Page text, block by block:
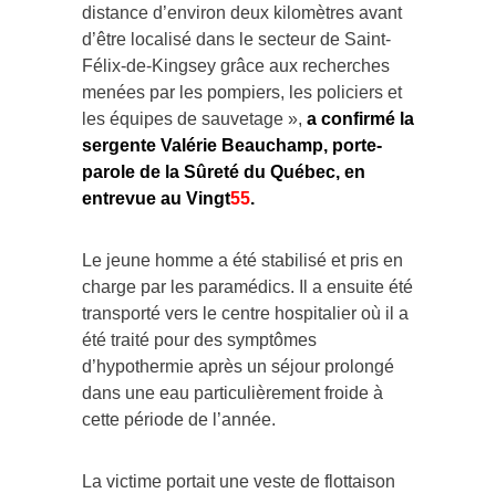
distance d’environ deux kilomètres avant
d’être localisé dans le secteur de Saint-
Félix-de-Kingsey grâce aux recherches
menées par les pompiers, les policiers et
les équipes de sauvetage », a confirmé la
sergente Valérie Beauchamp, porte-
parole de la Sûreté du Québec, en
entrevue au Vingt55.
Le jeune homme a été stabilisé et pris en
charge par les paramédics. Il a ensuite été
transporté vers le centre hospitalier où il a
été traité pour des symptômes
d’hypothermie après un séjour prolongé
dans une eau particulièrement froide à
cette période de l’année.
La victime portait une veste de flottaison